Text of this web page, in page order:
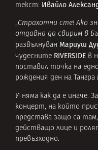
текст: Ивайло
„Страхотни сте! Ако
отдавна да свирим в
развълнуван Мариуш
чудесните RIVERSIDE в
поставил точка на
рождения ден на Тангра
И няма как да е иначе.
концерт, на който
представа защо са
действащо лице и
превъзходно.